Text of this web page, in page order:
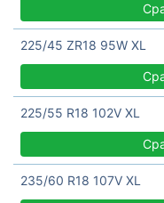
225/45 ZR18 95W XL
225/55 R18 102V XL
235/60 R18 107V XL